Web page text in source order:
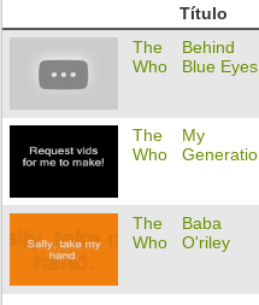
Título
The
Who
Behind
Blue Eyes
The
Who
My
The
Who
Baba
O'riley